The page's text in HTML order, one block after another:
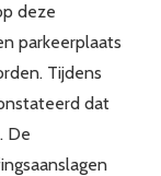
deze
parkeerplaats
Tijdens
dat
De